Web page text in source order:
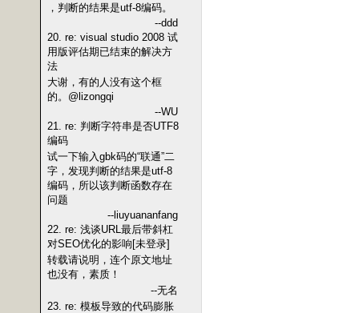
，判断的结果是utf-8编码。
--ddd
20. re: visual studio 2008 试
用版评估期已结束的解决方
法
大谢，有的人没有这个框
的。@lizongqi
--WU
21. re: 判断字符串是否UTF8
编码
试一下输入gbk码的“联通”二
字，发现判断的结果是utf-8
编码，所以该判断函数存在
问题
--liuyuananfang
22. re: 浅谈URL最后带斜杠
对SEO优化的影响[未登录]
转载请说明，连个原文地址
也没有，素质！
--无名
23. re: 模板导致的代码膨胀